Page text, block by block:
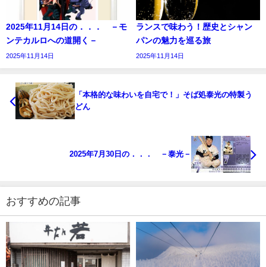
2025年11月14日の．．． －モ
ンテカルロへの道開く－
2025年11月14日
ランスで味わう！歴史とシャン
パンの魅力を巡る旅
2025年11月14日
「本格的な味わいを自宅で！」そば処泰光の特製う
どん
2025年7月30日の．．． －泰光－
おすすめの記事